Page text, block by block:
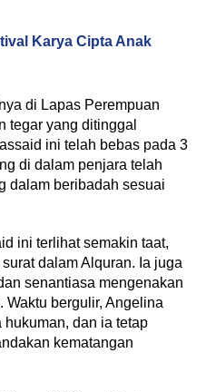
Karya Cipta Anak
di Lapas Perempuan
tegar yang ditinggal
ini telah bebas pada 3
di dalam penjara telah
dalam beribadah sesuai
ini terlihat semakin taat,
dalam Alquran. Ia juga
senantiasa mengenakan
Waktu bergulir, Angelina
dan ia tetap
kematangan